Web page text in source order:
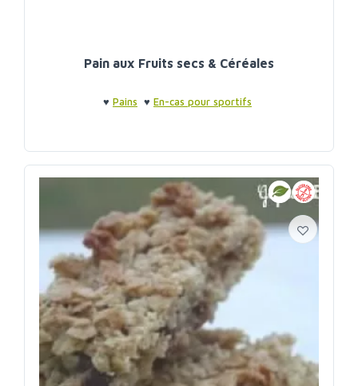
Pain aux Fruits secs & Céréales
♥ Pains ♥ En-cas pour sportifs